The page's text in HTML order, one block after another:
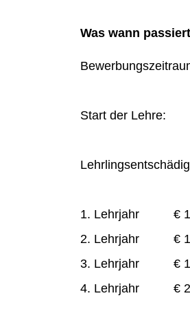
Was wann
Start der
1. Lehrjahr €
2. Lehrjahr €
3. Lehrjahr €
4. Lehrjahr €